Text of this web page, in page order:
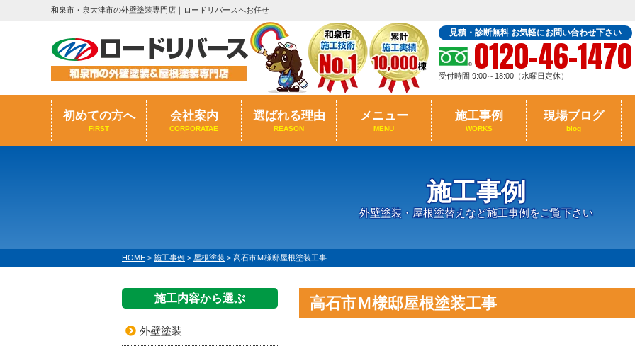
和泉市・泉大津市の外壁塗装専門店｜ロードリバースへお任せ
見積・診断無料 お気軽にお問い合わせ下さい
0120-46-1470
受付時間 9:00～18:00（水曜日定休）
初めての方へ
FIRST
会社案内
CORPORATAE
選ばれる理由
REASON
メニュー
MENU
施工事例
WORKS
現場ブログ
blog
施工事例
外壁塗装・屋根塗替えなど施工事例をご覧下さい
HOME > 施工事例 > 屋根塗装 > 高石市Ｍ様邸屋根塗装工事
高石市Ｍ様邸屋根塗装工事
施工内容から選ぶ
外壁塗装